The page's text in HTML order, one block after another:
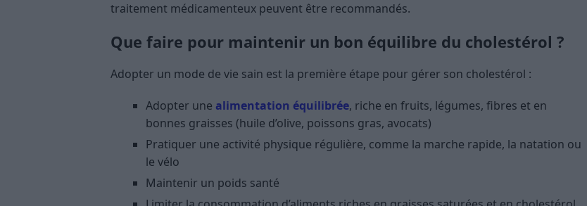
traitement médicamenteux peuvent être recommandés.
Que faire pour maintenir un bon équilibre du cholestérol ?
Adopter un mode de vie sain est la première étape pour gérer son cholestérol :
Adopter une alimentation équilibrée, riche en fruits, légumes, fibres et en
bonnes graisses (huile d’olive, poissons gras, avocats)
Pratiquer une activité physique régulière, comme la marche rapide, la natation ou
le vélo
Maintenir un poids santé